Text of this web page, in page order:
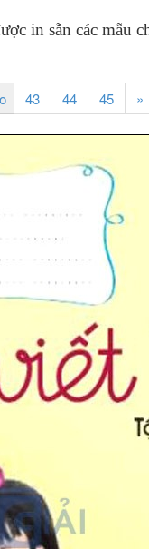
in sẵn các mẫu
43 44 45 »